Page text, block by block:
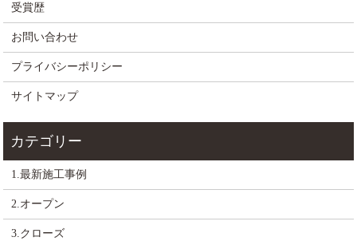
受賞歴
お問い合わせ
プライバシーポリシー
サイトマップ
1.最新施工事例
2.オープン
3.クローズ